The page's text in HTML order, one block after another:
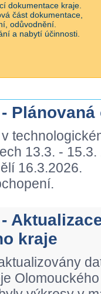
dokumentace kraje.
část dokumentace,
odůvodnění.
a nabytí účinnosti.
-
13.3. -
16.3.2026.
kraje